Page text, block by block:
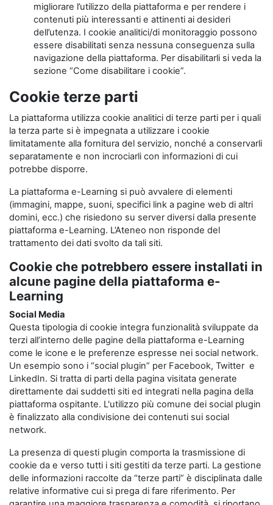
migliorare l’utilizzo della piattaforma e per rendere i
contenuti più interessanti e attinenti ai desideri
dell’utenza. I cookie analitici/di monitoraggio possono
essere disabilitati senza nessuna conseguenza sulla
navigazione della piattaforma. Per disabilitarli si veda la
sezione “Come disabilitare i cookie”.
Cookie terze parti
La piattaforma utilizza cookie analitici di terze parti per i quali
la terza parte si è impegnata a utilizzare i cookie
limitatamente alla fornitura del servizio, nonché a conservarli
separatamente e non incrociarli con informazioni di cui
potrebbe disporre.
La piattaforma e-Learning si può avvalere di elementi
(immagini, mappe, suoni, specifici link a pagine web di altri
domini, ecc.) che risiedono su server diversi dalla presente
piattaforma e-Learning. L’Ateneo non risponde del
trattamento dei dati svolto da tali siti.
Cookie che potrebbero essere installati in
alcune pagine della piattaforma e-
Learning
Social Media
Questa tipologia di cookie integra funzionalità sviluppate da
terzi all’interno delle pagine della piattaforma e-Learning
come le icone e le preferenze espresse nei social network.
Un esempio sono i “social plugin” per Facebook, Twitter e
LinkedIn. Si tratta di parti della pagina visitata generate
direttamente dai suddetti siti ed integrati nella pagina della
piattaforma ospitante. L'utilizzo più comune dei social plugin
è finalizzato alla condivisione dei contenuti sui social
network.
La presenza di questi plugin comporta la trasmissione di
cookie da e verso tutti i siti gestiti da terze parti. La gestione
delle informazioni raccolte da “terze parti” è disciplinata dalle
relative informative cui si prega di fare riferimento. Per